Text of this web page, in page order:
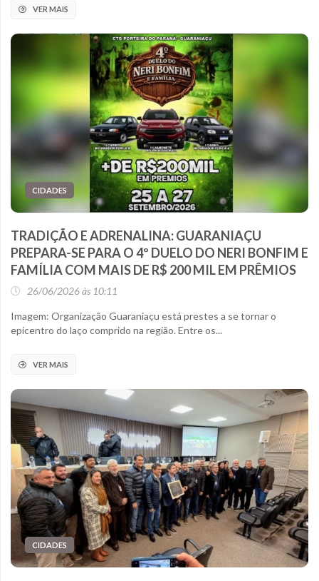
VER MAIS
CIDADES
TRADIÇÃO E ADRENALINA: GUARANIAÇU
PREPARA-SE PARA O 4º DUELO DO NERI BONFIM E
FAMÍLIA COM MAIS DE R$ 200 MIL EM PRÊMIOS
26/06/2026 às 10:11
Imagem: Organização Guaraniaçu está prestes a se tornar o
epicentro do laço comprido na região. Entre os...
VER MAIS
CIDADES